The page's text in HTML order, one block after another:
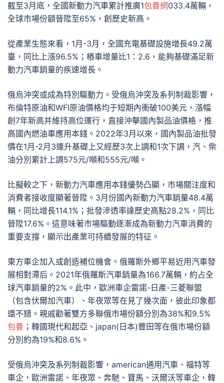
截至3月底，全國新動力汽車累計推廣1包養網033.4萬輛，
全球市場份額晉陞至65%，創歷史新高。
從產業生態來看，1月-3月，全國充電基礎設施增長49.2萬
臺，同比上漲96.5%；樁車增量比1：2.6，能夠基礎滿足新
動力汽車銷量的疾速增長。
俄烏沖突或成為特別驅動力。受俄烏沖突及系列制裁影響，
布倫特原油和WFI原油價格均于短期內衝破100美元，漲幅
創7年新高并維持高位運行，直接沖擊國內製品油價格，推
高國內燃油車應用本錢。2022年3月以來，國內製品油批發
價在1月-2月3連升基礎上又經歷3次上調和1次下調，汽、柴
油分別累計上調575元/噸和555元/噸。
比擬較之下，新動力汽車應用本錢優勢凸顯，市場關注度和
消費者接收度顯著晉陞。3月份國內新動力汽車銷量48.4萬
輛，同比增長114.1%；批發滲透率達歷史高點28.2%，同比
晉陞17.6%。這意味著市場驅動逐漸成為新動力汽車消費的
重要支撐，顯示出產業可持續發展的特征。
東方車企加入或創造補位機會。俄羅斯外鄉平易近用汽車發
展相對滯后。2021年俄羅斯汽車銷量為166.7萬輛，約占全
球汽車銷量的2%。此中，歐洲車企雷諾-日產-三菱聯盟
（包含伏爾加汽車）、年夜眾等在見了幾次面，彼此印象都
還不錯。親戚勸著雙方多聯俄市場份額分別為38%和9.5%
包養 ；韓國現代和起亞、japan(日本)豐田等在俄市場份額
分別約為19%和8.6%。
受俄烏沖突及系列制裁影響，american通用汽車、福特等
車企，歐洲雷諾、年夜眾、奔馳、寶馬、沃爾沃等車企，韓